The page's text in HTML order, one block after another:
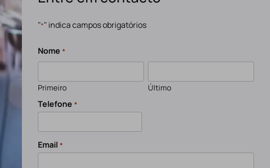
"*" indica campos obrigatórios
Nome *
Primeiro Último
Telefone *
Email *